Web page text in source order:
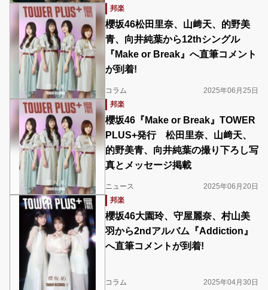
邦楽
櫻坂46松田里奈、山﨑天、的野美
青、向井純葉から12thシングル
『Make or Break』へ直筆コメント
が到着!
コラム
2025年06月25日
邦楽
櫻坂46『Make or Break』TOWER
PLUS+発行 松田里奈、山﨑天、
的野美青、向井純葉の撮り下ろし写
真とメッセージ掲載
ニュース
2025年06月20日
邦楽
櫻坂46大園玲、守屋麗奈、村山美
羽から2ndアルバム『Addiction』
へ直筆コメントが到着!
コラム
2025年04月30日